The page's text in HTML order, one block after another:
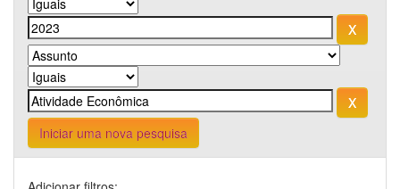
Iniciar uma nova pesquisa